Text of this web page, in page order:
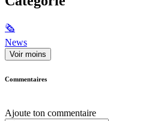
🗞
News
Voir moins
Commentaires
Ajoute ton commentaire